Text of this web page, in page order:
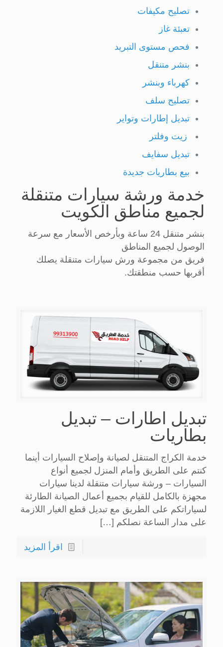
تصليح مكيفات
تعبئة غاز
فحص مستوى التبريد
بنشر متنقل
كهرباء وبنشر
تصليح سلف
تبديل إطارات وتواير
زيت وفلتر
تبديل سفايف
بيع بطاريات جديدة
خدمة ورشة سيارات متنقلة
لجميع مناطق الكويت
بنشر متنقل 24 ساعة وبأرخص الأسعار مع سرعة
الوصول لجميع المناطق
فريق من مجموعة ورش سيارات متنقلة يصلك
أقربها حسب منطقتك.
تبديل اطارات – تبديل
بطاريات
خدمة الكراج المتنقل لصيانة وإصلاح السيارات أينما
كنتم على الطريق وأمام المنزل لجميع أنواع
السيارات – ورشة سيارات متنقلة لدينا سيارات
مجهزة بالكامل للقيام بجميع أعمال الصيانة الطارئة
لسياراتكم على الطريق مع تبديل قطع الغيار اللازمة
على مدار الساعة نصلكم […]
اقرأ المزيد